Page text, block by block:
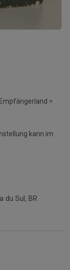
=
kann im
du Sul, BR